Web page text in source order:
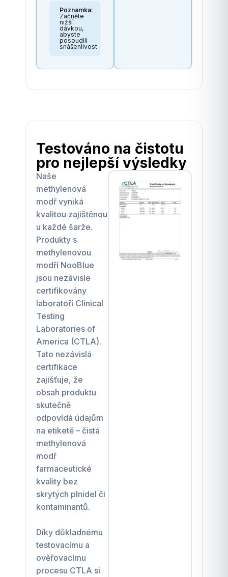
Poznámka:
Začněte
nižší
dávkou,
abyste
posoudili
snášenlivost
Testováno na čistotu
pro nejlepší výsledky
Naše
methylenová
modř vyniká
kvalitou zajištěnou
u každé šarže.
Produkty s
methylenovou
modří NooBlue
jsou nezávisle
certifikovány
laboratoří Clinical
Testing
Laboratories of
America (CTLA).
Tato nezávislá
certifikace
zajišťuje, že
obsah produktu
skutečně
odpovídá údajům
na etiketě – čistá
methylenová
modř
farmaceutické
kvality bez
skrytých plnidel či
kontaminantů.
Díky důkladnému
testovacímu a
ověřovacímu
procesu CTLA si